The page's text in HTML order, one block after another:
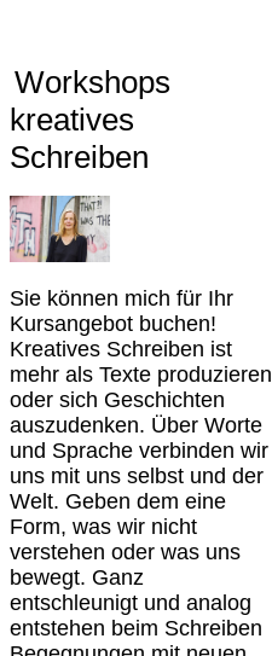
Workshops
kreatives
Schreiben
Sie können mich für Ihr
Kursangebot buchen!
Kreatives Schreiben ist
mehr als Texte produzieren
oder sich Geschichten
auszudenken. Über Worte
und Sprache verbinden wir
uns mit uns selbst und der
Welt. Geben dem eine
Form, was wir nicht
verstehen oder was uns
bewegt. Ganz
entschleunigt und analog
entstehen beim Schreiben